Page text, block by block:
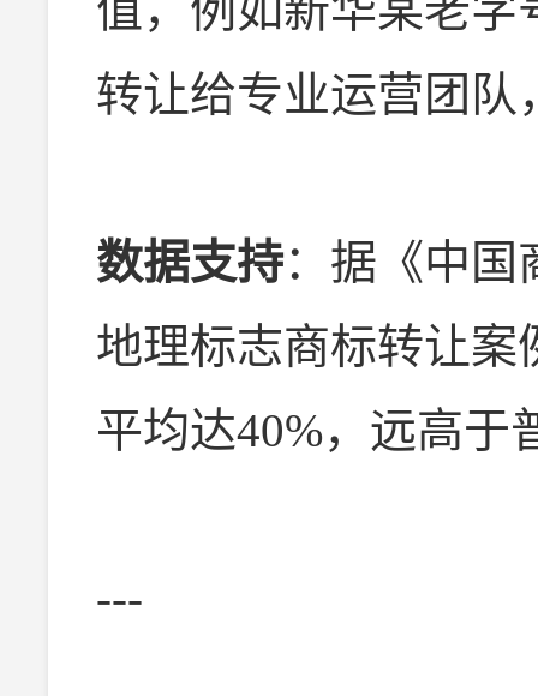
转让给专业运营团队
数据支持：据《中国
地理标志商标转让案
平均达40%，远高于
---